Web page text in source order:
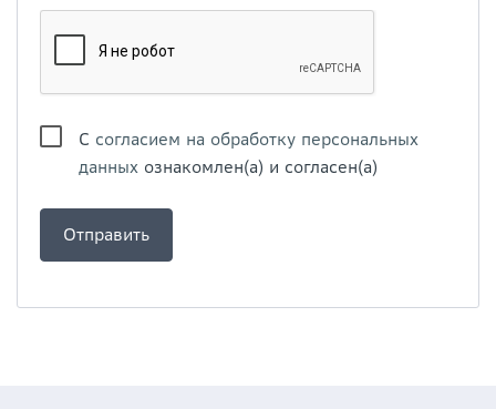
С согласием на обработку персональных
данных ознакомлен(а) и согласен(а)